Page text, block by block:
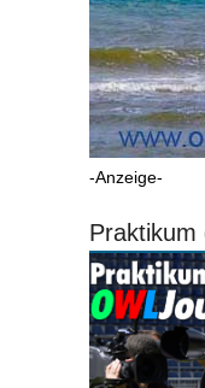
-Anzeige-
Praktikum